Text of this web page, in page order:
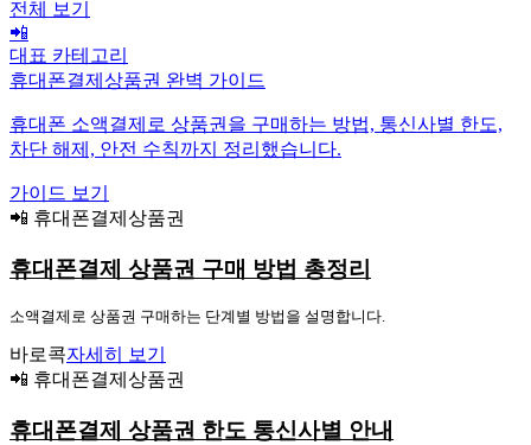
전체 보기
📲
대표 카테고리
휴대폰결제상품권 완벽 가이드
휴대폰 소액결제로 상품권을 구매하는 방법, 통신사별 한도,
차단 해제, 안전 수칙까지 정리했습니다.
가이드 보기
📲 휴대폰결제상품권
휴대폰결제 상품권 구매 방법 총정리
소액결제로 상품권 구매하는 단계별 방법을 설명합니다.
바로콕자세히 보기
📲 휴대폰결제상품권
휴대폰결제 상품권 한도 통신사별 안내